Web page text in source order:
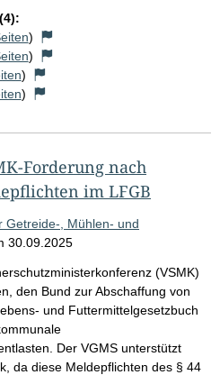
)
)
)
)
Forderung nach
im LFGB
Getreide-, Mühlen- und
30.09.2025
(VSMK)
den Bund zur Abschaffung von
und Futtermittelgesetzbuch
Der VGMS unterstützt
da diese Meldepflichten des § 44